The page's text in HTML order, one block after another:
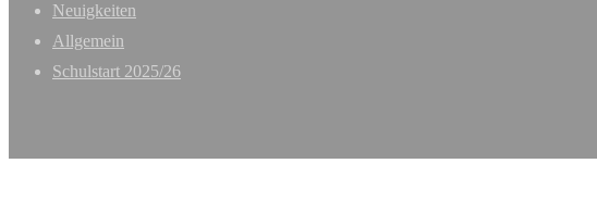
Neuigkeiten
Allgemein
Schulstart 2025/26